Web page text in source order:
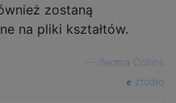
zostaną
na pliki kształtów.
Ifeoma Collins
źródło